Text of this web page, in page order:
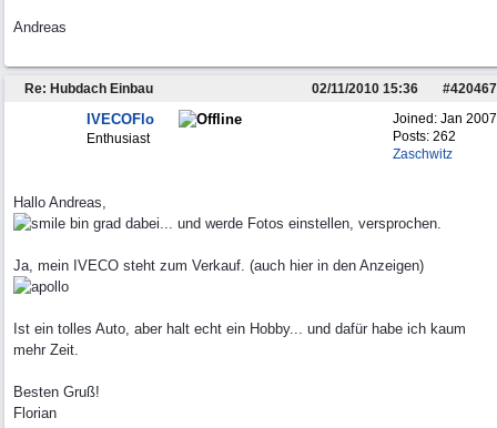
Andreas
Re: Hubdach Einbau #420467
02/11/2010 15:36
Joined: Jan 2007
Posts: 262
Zaschwitz
IVECOFlo
Enthusiast
Hallo Andreas,
bin grad dabei... und werde Fotos einstellen, versprochen.
Ja, mein IVECO steht zum Verkauf. (auch hier in den Anzeigen)
Ist ein tolles Auto, aber halt echt ein Hobby... und dafür habe ich kaum
mehr Zeit.
Besten Gruß!
Florian